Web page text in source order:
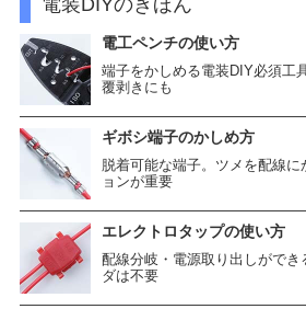
電工ペンチの使い方
端子をかしめる電装DIY必須工
覆剥きにも
ギボシ端子のかしめ方
脱着可能な端子。ツメを配線に
ョンが重要
エレクトロタップの使い方
配線分岐・電源取り出しができ
ダは不要